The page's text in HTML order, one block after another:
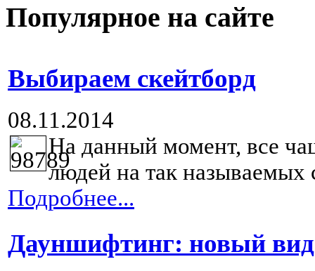
Популярное на сайте
Выбираем скейтборд
08.11.2014
На данный момент, все
людей на так называемых
Подробнее...
Дауншифтинг: новый